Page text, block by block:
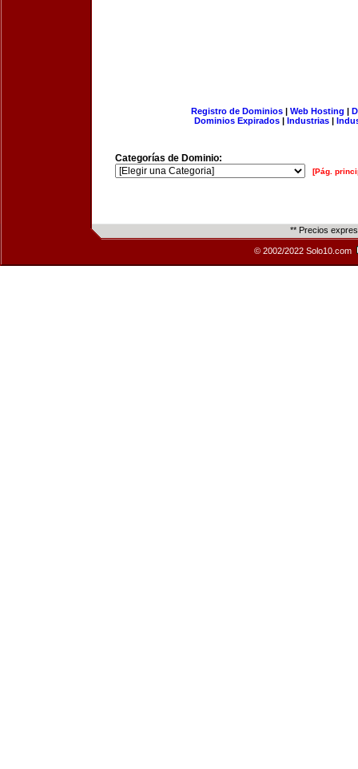
Registro de Dominios| Web Hosting |
Dominios Expirados | Industrias |
Categorías de Dominio:
[Pág.
** Precios
© 2002/2022 Solo10.com